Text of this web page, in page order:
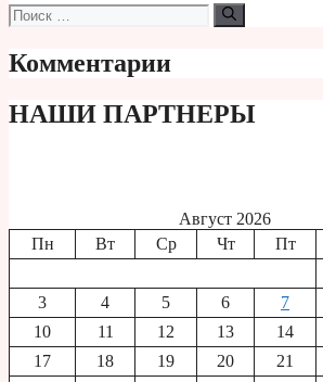
Поиск:
Комментарии
НАШИ ПАРТНЕРЫ
Август 2026
Пн
Вт Ср Чт Пт
3
4 5 6 7
10
11 12 13 14
17
18 19 20 21